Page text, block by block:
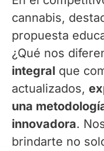
cannabis,
propuesta
¿Qué nos
integral que
actualizados,
una
innovadora.
brindarte no